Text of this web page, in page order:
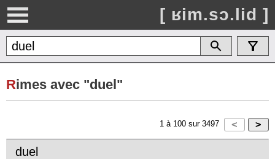
[ ʁim.sɔ.lid ]
Rimes avec "duel"
1 à 100 sur 3497
duel